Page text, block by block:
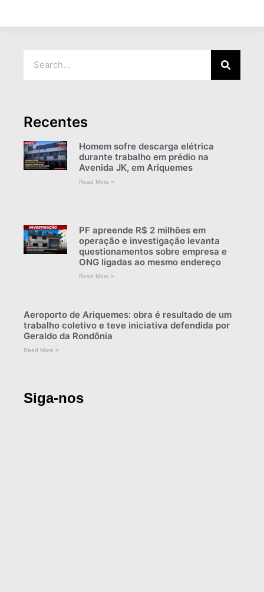
Recentes
Homem sofre descarga elétrica
durante trabalho em prédio na
Avenida JK, em Ariquemes
Read More »
PF apreende R$ 2 milhões em
operação e investigação levanta
questionamentos sobre empresa e
ONG ligadas ao mesmo endereço
Read More »
Aeroporto de Ariquemes: obra é resultado de um
trabalho coletivo e teve iniciativa defendida por
Geraldo da Rondônia
Read More »
Siga-nos